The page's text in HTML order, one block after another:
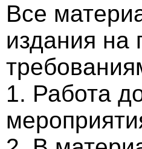
Все
издания на
1. Работа